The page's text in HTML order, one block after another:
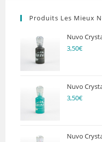
Produits Les Mieux
Nuvo
3,50€
Nuvo
3,50€
Nuvo